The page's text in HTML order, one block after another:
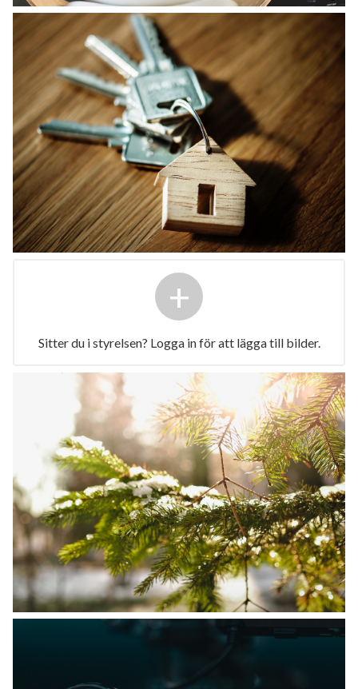
+
Sitter du i styrelsen? Logga in för att lägga till bilder.